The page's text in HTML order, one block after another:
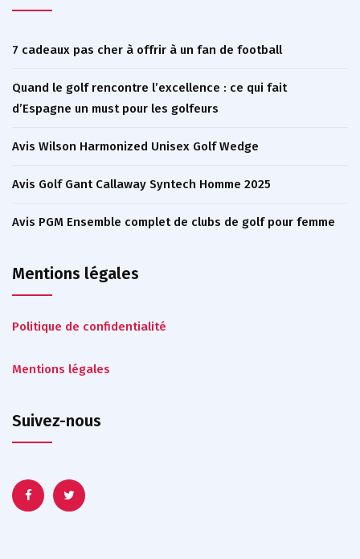
7 cadeaux pas cher à offrir à un fan de football
Quand le golf rencontre l’excellence : ce qui fait
d’Espagne un must pour les golfeurs
Avis Wilson Harmonized Unisex Golf Wedge
Avis Golf Gant Callaway Syntech Homme 2025
Avis PGM Ensemble complet de clubs de golf pour femme
Mentions légales
Politique de confidentialité
Mentions légales
Suivez-nous